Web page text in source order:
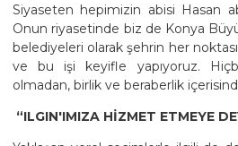
Siyaseten hepimizin abisi Hasan
Onun riyasetinde biz de Konya
belediyeleri olarak şehrin her
ve bu işi keyifle yapıyoruz.
olmadan, birlik ve beraberlik
“ILGIN'IMIZA HİZMET ETMEYE